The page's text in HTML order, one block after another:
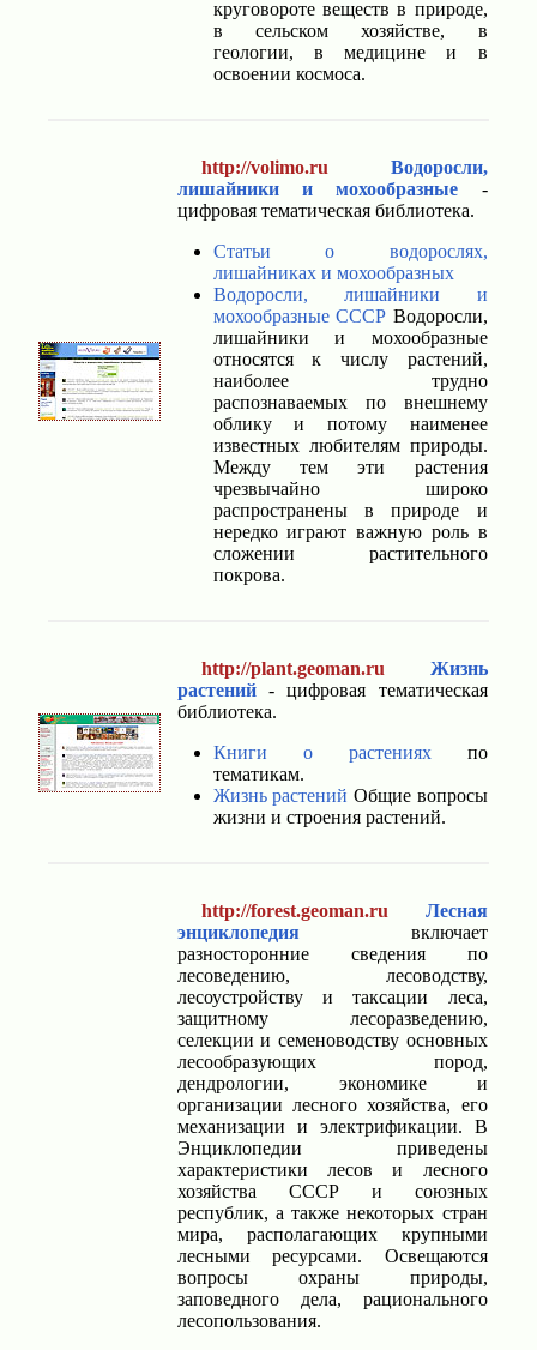
круговороте веществ в природе,
в сельском хозяйстве, в
геологии, в медицине и в
освоении космоса.
http://volimo.ru
Водоросли,
лишайники и мохообразные -
цифровая тематическая библиотека.
Статьи о водорослях,
лишайниках и мохообразных
Водоросли, лишайники и
мохообразные СССР Водоросли,
лишайники и мохообразные
относятся к числу растений,
наиболее трудно
распознаваемых по внешнему
облику и потому наименее
известных любителям природы.
Между тем эти растения
чрезвычайно широко
распространены в природе и
нередко играют важную роль в
сложении растительного
покрова.
http://plant.geoman.ru
Жизнь
растений- цифровая тематическая
библиотека.
Книги о растенияхпо
тематикам.
Жизнь растений Общие вопросы
жизни и строения растений.
http://forest.geoman.ru
Лесная
энциклопедиявключает
разносторонние сведения по
лесоведению, лесоводству,
лесоустройству и таксации леса,
защитному лесоразведению,
селекции и семеноводству основных
лесообразующих пород,
дендрологии, экономике и
организации лесного хозяйства, его
механизации и электрификации. В
Энциклопедии приведены
характеристики лесов и лесного
хозяйства СССР и союзных
республик, а также некоторых стран
мира, располагающих крупными
лесными ресурсами. Освещаются
вопросы охраны природы,
заповедного дела, рационального
лесопользования.